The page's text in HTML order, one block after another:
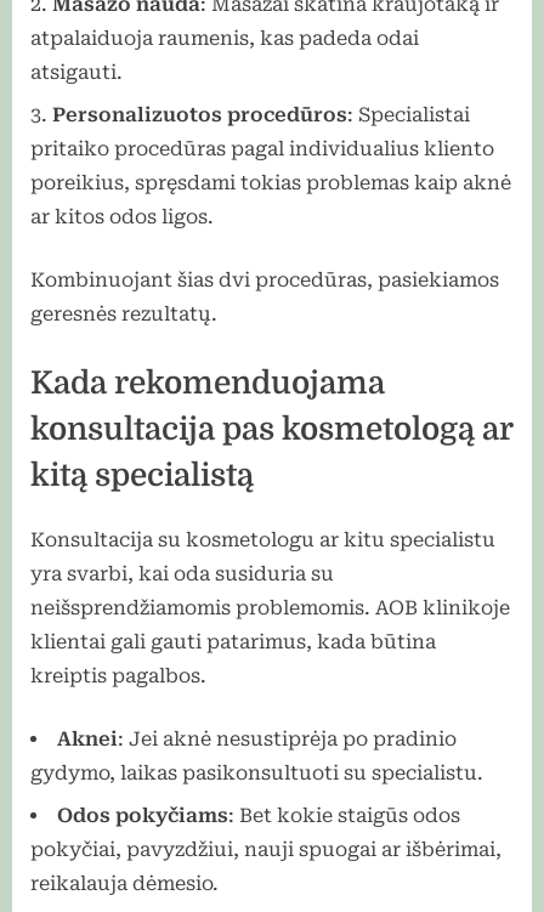
atpalaiduoja raumenis, kas padeda odai
atsigauti.
Personalizuotos procedūros: Specialistai
pritaiko procedūras pagal individualius kliento
poreikius, spręsdami tokias problemas kaip aknė
ar kitos odos ligos.
Kombinuojant šias dvi procedūras, pasiekiamos
geresnės rezultatų.
Kada rekomenduojama
konsultacija pas kosmetologą ar
kitą specialistą
Konsultacija su kosmetologu ar kitu specialistu
yra svarbi, kai oda susiduria su
neišsprendžiamomis problemomis. AOB klinikoje
klientai gali gauti patarimus, kada būtina
kreiptis pagalbos.
Aknei: Jei aknė nesustiprėja po pradinio
gydymo, laikas pasikonsultuoti su specialistu.
Odos pokyčiams: Bet kokie staigūs odos
pokyčiai, pavyzdžiui, nauji spuogai ar išbėrimai,
reikalauja dėmesio.